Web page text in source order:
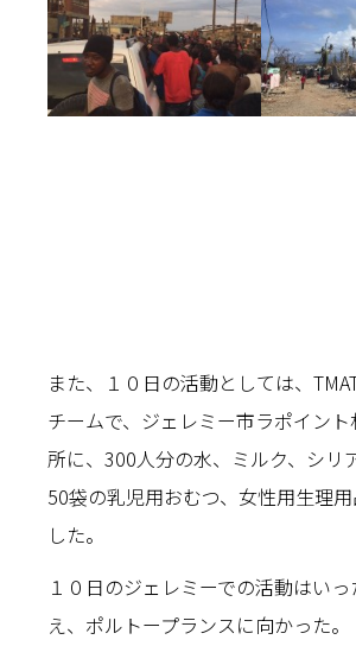
また、１０日の活動としては、
チームで、ジェレミー市ラポイン
所に、300人分の水、ミルク、シリ
50袋の乳児用おむつ、女性用生理
した。
１０日のジェレミーでの活動はい
え、ポルトープランスに向かった。